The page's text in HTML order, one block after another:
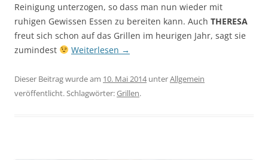
Reinigung unterzogen, so dass man nun wieder mit
ruhigen Gewissen Essen zu bereiten kann. Auch THERESA
freut sich schon auf das Grillen im heurigen Jahr, sagt sie
zumindest
Weiterlesen →
Dieser Beitrag wurde am 10. Mai 2014unterAllgemein
veröffentlicht. Schlagwörter:Grillen.